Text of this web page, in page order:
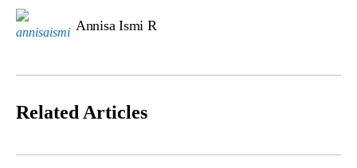
Annisa Ismi R
Related Articles